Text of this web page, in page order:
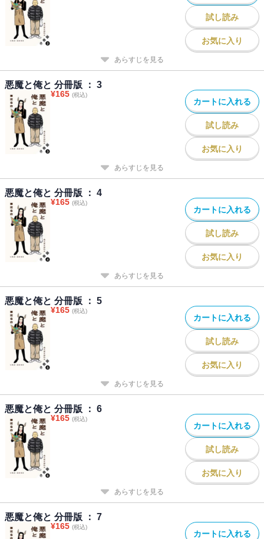
試し読み
お気に入り
あらすじを見る
悪魔と俺と 分冊版 ： 3
¥165 (税込)
カートに入れる
試し読み
お気に入り
あらすじを見る
悪魔と俺と 分冊版 ： 4
¥165 (税込)
カートに入れる
試し読み
お気に入り
あらすじを見る
悪魔と俺と 分冊版 ： 5
¥165 (税込)
カートに入れる
試し読み
お気に入り
あらすじを見る
悪魔と俺と 分冊版 ： 6
¥165 (税込)
カートに入れる
試し読み
お気に入り
あらすじを見る
悪魔と俺と 分冊版 ： 7
¥165 (税込)
カートに入れる